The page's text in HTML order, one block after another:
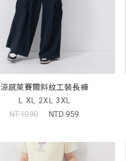
涼感萊賽爾斜紋工裝長褲
L XL 2XL 3XL
NT.1090
NTD.959